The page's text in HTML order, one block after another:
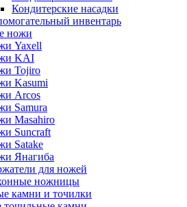
Кондитерские насадки
инвентарь
ножи
Yaxell
KAI
Tojiro
Kasumi
Arcos
Samura
Masahiro
Suncraft
Satake
Янагиба
для ножей
ножницы
камни и точилки